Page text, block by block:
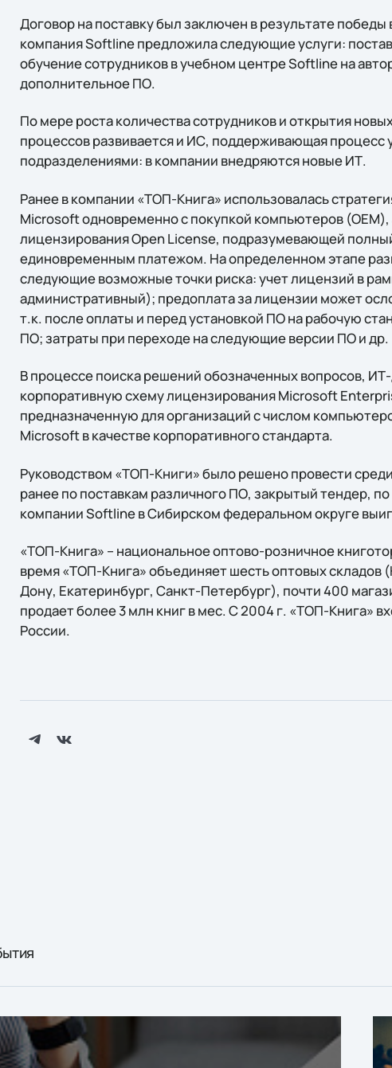
Договор на поставку был заключен в результате
компания Softline предложила следующие услуги:
обучение сотрудников в учебном центре Softline на
дополнительное ПО.
По мере роста количества сотрудников и открытия
процессов развивается и ИС, поддерживающая процесс
подразделениями: в компании внедряются новые ИТ.
Ранее в компании «ТОП-Книга» использовалась
Microsoft одновременно с покупкой компьютеров
лицензирования Open License, подразумевающей
единовременным платежом. На определенном этапе
следующие возможные точки риска: учет лицензий в
административный); предоплата за лицензии может
т.к. после оплаты и перед установкой ПО на рабочую
ПО; затраты при переходе на следующие версии ПО и др.
В процессе поиска решений обозначенных вопросов,
корпоративную схему лицензирования Microsoft
предназначенную для организаций с числом
Microsoft в качестве корпоративного стандарта.
Руководством «ТОП-Книги» было решено провести
ранее по поставкам различного ПО, закрытый тендер,
компании Softline в Сибирском федеральном округе
«ТОП-Книга» – национальное оптово-розничное
время «ТОП-Книга» объединяет шесть оптовых
Дону, Екатеринбург, Санкт-Петербург), почти 400
продает более 3 млн книг в мес. С 2004 г. «ТОП-Книга»
России.